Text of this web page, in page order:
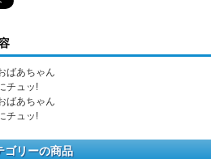
ばあちゃん
チュッ!
ばあちゃん
チュッ!
ゴリーの商品